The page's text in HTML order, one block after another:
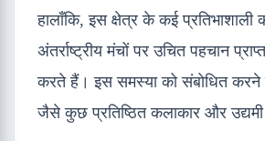
हालाँकि, इस क्षेत्र के कई
अंतर्राष्ट्रीय मंचों पर उचित पहचान
करते हैं। इस समस्या को संबोधित करने
जैसे कुछ प्रतिष्ठित कलाकार और